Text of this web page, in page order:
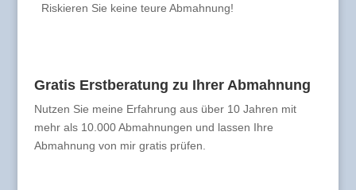
Riskieren Sie keine teure Abmahnung!
Gratis Erstberatung zu Ihrer Abmahnung
Nutzen Sie meine Erfahrung aus über 10 Jahren mit
mehr als 10.000 Abmahnungen und lassen Ihre
Abmahnung von mir gratis prüfen.